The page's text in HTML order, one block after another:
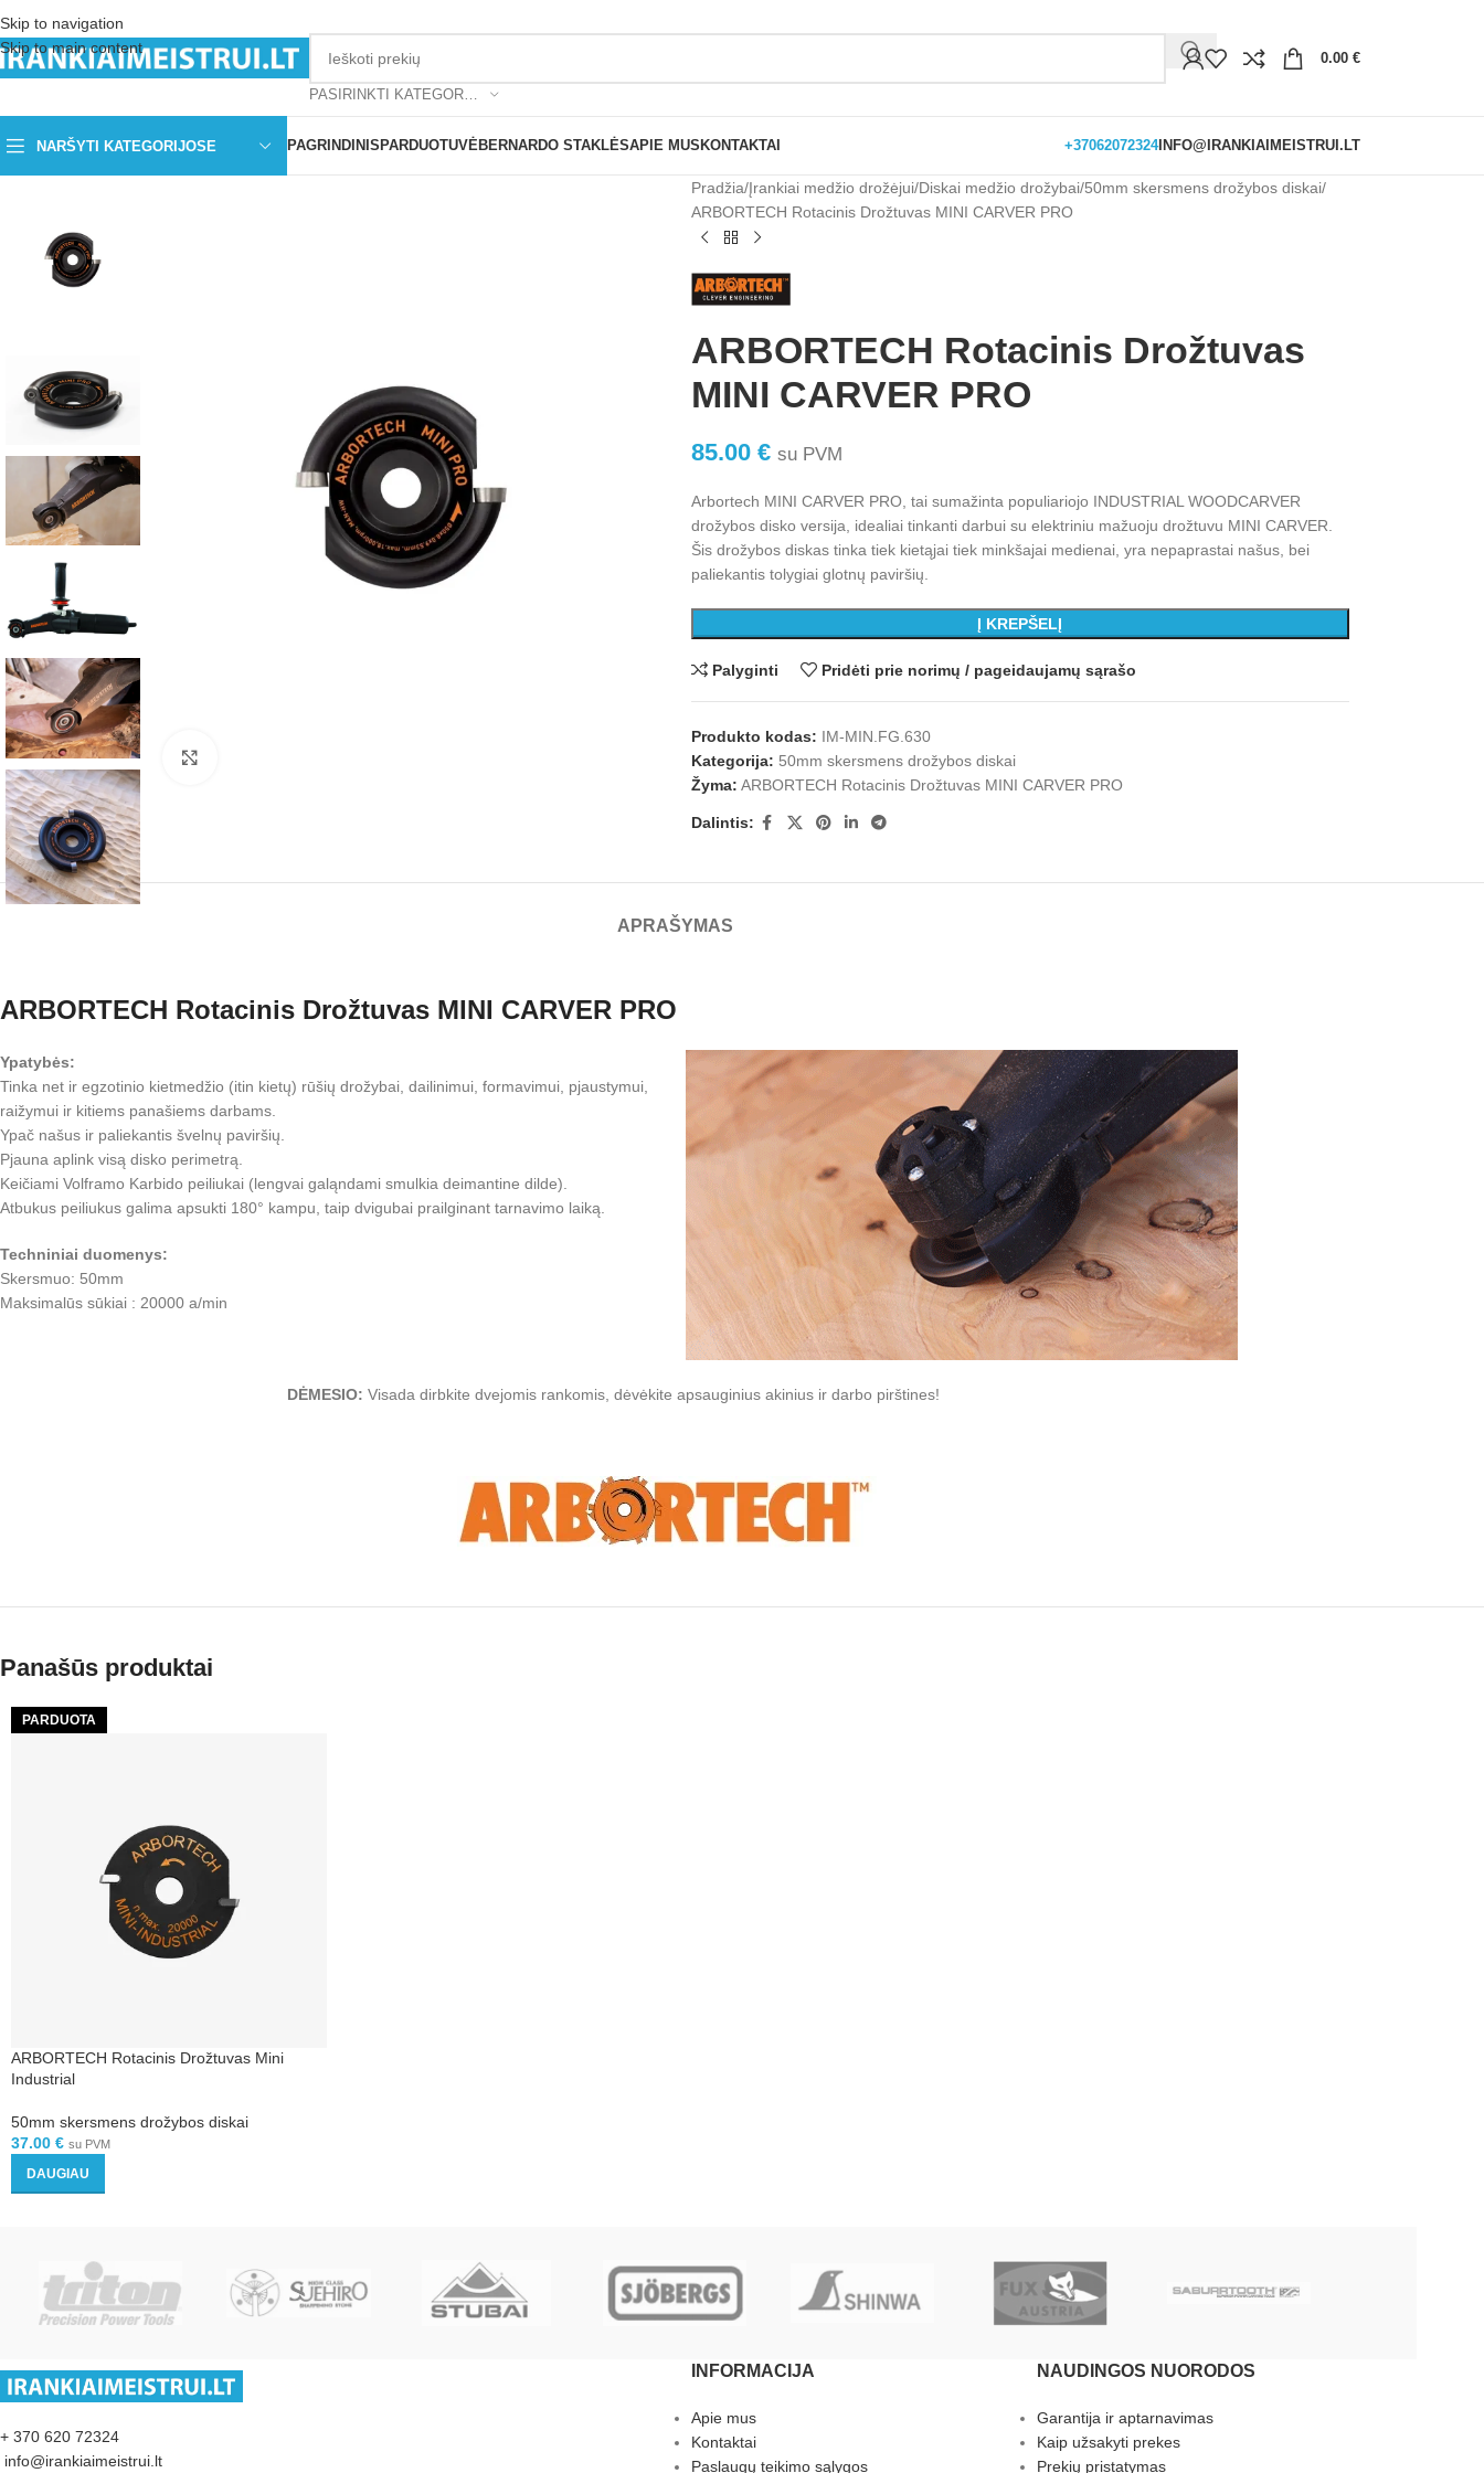
Skip to navigation
Skip to main content
0.00 €
NARŠYTI KATEGORIJOSE PAGRINDINIS PARDUOTUVĖBERNARDO STAKLĖSAPIE MUS KONTAKTAI +37062072324INFO@IRANKIAIMEISTRUI.LT
Pradžia Įrankiai medžio drožėjui Diskai medžio drožybai 50mm skersmens drožybos diskai
ARBORTECH Rotacinis Drožtuvas MINI CARVER PRO
ARBORTECH Rotacinis Drožtuvas
MINI CARVER PRO
85.00 € su PVM
Arbortech MINI CARVER PRO, tai sumažinta populiariojo INDUSTRIAL WOODCARVER
drožybos disko versija, idealiai tinkanti darbui su elektriniu mažuoju drožtuvu MINI CARVER.
Šis drožybos diskas tinka tiek kietąjai tiek minkšajai medienai, yra nepaprastai našus, bei
paliekantis tolygiai glotnų paviršių.
Į KREPŠELĮ
Palyginti Pridėti prie norimų / pageidaujamų sąrašo
Produkto kodas: IM-MIN.FG.630
Kategorija: 50mm skersmens drožybos diskai
Žyma: ARBORTECH Rotacinis Drožtuvas MINI CARVER PRO
Dalintis:
APRAŠYMAS
ARBORTECH Rotacinis Drožtuvas MINI CARVER PRO
Ypatybės:
Tinka net ir egzotinio kietmedžio (itin kietų) rūšių drožybai, dailinimui, formavimui, pjaustymui,
raižymui ir kitiems panašiems darbams.
Ypač našus ir paliekantis švelnų paviršių.
Pjauna aplink visą disko perimetrą.
Keičiami Volframo Karbido peiliukai (lengvai galąndami smulkia deimantine dilde).
Atbukus peiliukus galima apsukti 180° kampu, taip dvigubai prailginant tarnavimo laiką.
Techniniai duomenys:
Skersmuo: 50mm
Maksimalūs sūkiai : 20000 a/min
DĖMESIO: Visada dirbkite dvejomis rankomis, dėvėkite apsauginius akinius ir darbo pirštines!
Panašūs produktai
PARDUOTA
ARBORTECH Rotacinis Drožtuvas Mini
Industrial
50mm skersmens drožybos diskai
37.00 € su PVM
DAUGIAU
+ 370 620 72324
info@irankiaimeistrui.lt
INFORMACIJA
Apie mus
Kontaktai
Paslaugų teikimo sąlygos
NAUDINGOS NUORODOS
Garantija ir aptarnavimas
Kaip užsakyti prekes
Prekių pristatymas